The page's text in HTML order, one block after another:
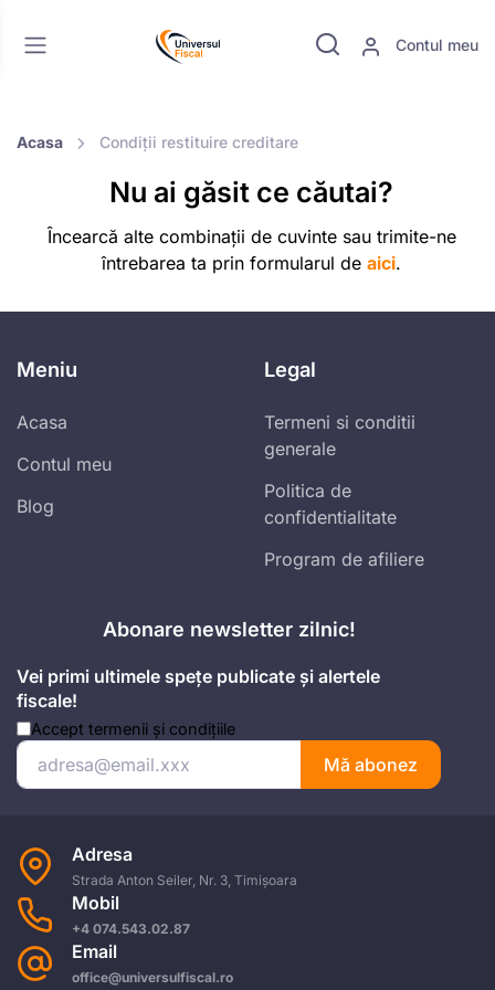
Contul meu
Acasa Condiții restituire creditare
Nu ai găsit ce căutai?
Încearcă alte combinații de cuvinte sau trimite-ne
întrebarea ta prin formularul de aici.
Meniu
Acasa
Contul meu
Blog
Legal
Termeni si conditii
generale
Politica de
confidentialitate
Program de afiliere
Abonare newsletter zilnic!
Vei primi ultimele spețe publicate și alertele
fiscale!
Accept termenii și condițiile
Mă abonez
Adresa
Strada Anton Seiler, Nr. 3, Timișoara
Mobil
+4 074.543.02.87
Email
office@universulfiscal.ro